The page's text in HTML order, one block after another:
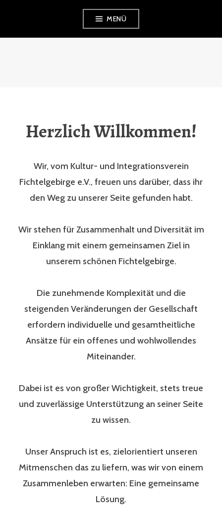
MENÜ
Herzlich Willkommen!
Wir, vom Kultur- und Integrationsverein
Fichtelgebirge e.V., freuen uns darüber, dass ihr
den Weg zu unserer Seite gefunden habt.
Wir stehen für Zusammenhalt und Diversität im
Einklang mit einem gemeinsamen Ziel in
unserem schönen Fichtelgebirge.
Die zunehmende Komplexität und die
steigenden Veränderungen der Gesellschaft
erfordern individuelle und gesamtheitliche
Ansätze für ein offenes und wohlwollendes
Miteinander.
Dabei ist es von großer Wichtigkeit, stets treue
und zuverlässige Unterstützung an seiner Seite
zu wissen.
Unser Anspruch ist es, zielorientiert unseren
Mitmenschen das zu liefern, was wir von einem
Zusammenleben erwarten: Eine gemeinsame
Lösung.